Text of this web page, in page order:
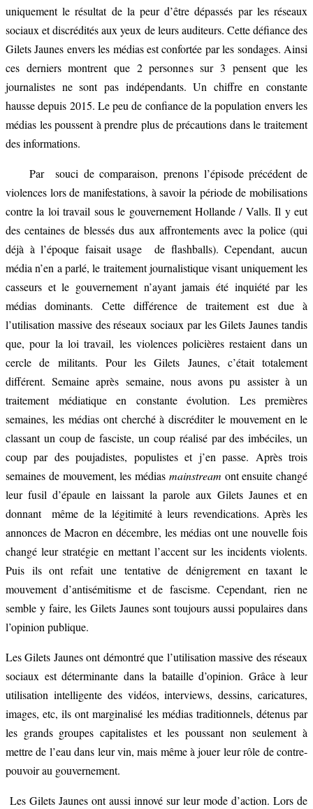
uniquement le résultat de la peur d’être dépassés par les réseaux
sociaux et discrédités aux yeux de leurs auditeurs. Cette défiance des
Gilets Jaunes envers les médias est confortée par les sondages. Ainsi
ces derniers montrent que 2 personnes sur 3 pensent que les
journalistes ne sont pas indépendants. Un chiffre en constante
hausse depuis 2015. Le peu de confiance de la population envers les
médias les poussent à prendre plus de précautions dans le traitement
des informations.
Par souci de comparaison, prenons l’épisode précédent de
violences lors de manifestations, à savoir la période de mobilisations
contre la loi travail sous le gouvernement Hollande / Valls. Il y eut
des centaines de blessés dus aux affrontements avec la police (qui
déjà à l’époque faisait usage de flashballs). Cependant, aucun
média n’en a parlé, le traitement journalistique visant uniquement les
casseurs et le gouvernement n’ayant jamais été inquiété par les
médias dominants. Cette différence de traitement est due à
l’utilisation massive des réseaux sociaux par les Gilets Jaunes tandis
que, pour la loi travail, les violences policières restaient dans un
cercle de militants. Pour les Gilets Jaunes, c’était totalement
différent. Semaine après semaine, nous avons pu assister à un
traitement médiatique en constante évolution. Les premières
semaines, les médias ont cherché à discréditer le mouvement en le
classant un coup de fasciste, un coup réalisé par des imbéciles, un
coup par des poujadistes, populistes et j’en passe. Après trois
semaines de mouvement, les médias mainstream ont ensuite changé
leur fusil d’épaule en laissant la parole aux Gilets Jaunes et en
donnant même de la légitimité à leurs revendications. Après les
annonces de Macron en décembre, les médias ont une nouvelle fois
changé leur stratégie en mettant l’accent sur les incidents violents.
Puis ils ont refait une tentative de dénigrement en taxant le
mouvement d’antisémitisme et de fascisme. Cependant, rien ne
semble y faire, les Gilets Jaunes sont toujours aussi populaires dans
l’opinion publique.
Les Gilets Jaunes ont démontré que l’utilisation massive des réseaux
sociaux est déterminante dans la bataille d’opinion. Grâce à leur
utilisation intelligente des vidéos, interviews, dessins, caricatures,
images, etc, ils ont marginalisé les médias traditionnels, détenus par
les grands groupes capitalistes et les poussant non seulement à
mettre de l’eau dans leur vin, mais même à jouer leur rôle de contre-
pouvoir au gouvernement.
Les Gilets Jaunes ont aussi innové sur leur mode d’action. Lors de